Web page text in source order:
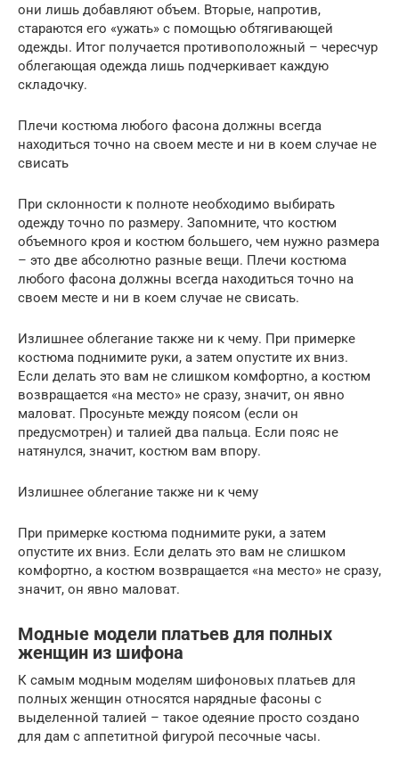
они лишь добавляют объем. Вторые, напротив,
стараются его «ужать» с помощью обтягивающей
одежды. Итог получается противоположный – чересчур
облегающая одежда лишь подчеркивает каждую
складочку.
Плечи костюма любого фасона должны всегда
находиться точно на своем месте и ни в коем случае не
свисать
При склонности к полноте необходимо выбирать
одежду точно по размеру. Запомните, что костюм
объемного кроя и костюм большего, чем нужно размера
– это две абсолютно разные вещи. Плечи костюма
любого фасона должны всегда находиться точно на
своем месте и ни в коем случае не свисать.
Излишнее облегание также ни к чему. При примерке
костюма поднимите руки, а затем опустите их вниз.
Если делать это вам не слишком комфортно, а костюм
возвращается «на место» не сразу, значит, он явно
маловат. Просуньте между поясом (если он
предусмотрен) и талией два пальца. Если пояс не
натянулся, значит, костюм вам впору.
Излишнее облегание также ни к чему
При примерке костюма поднимите руки, а затем
опустите их вниз. Если делать это вам не слишком
комфортно, а костюм возвращается «на место» не сразу,
значит, он явно маловат.
Модные модели платьев для полных
женщин из шифона
К самым модным моделям шифоновых платьев для
полных женщин относятся нарядные фасоны с
выделенной талией – такое одеяние просто создано
для дам с аппетитной фигурой песочные часы.